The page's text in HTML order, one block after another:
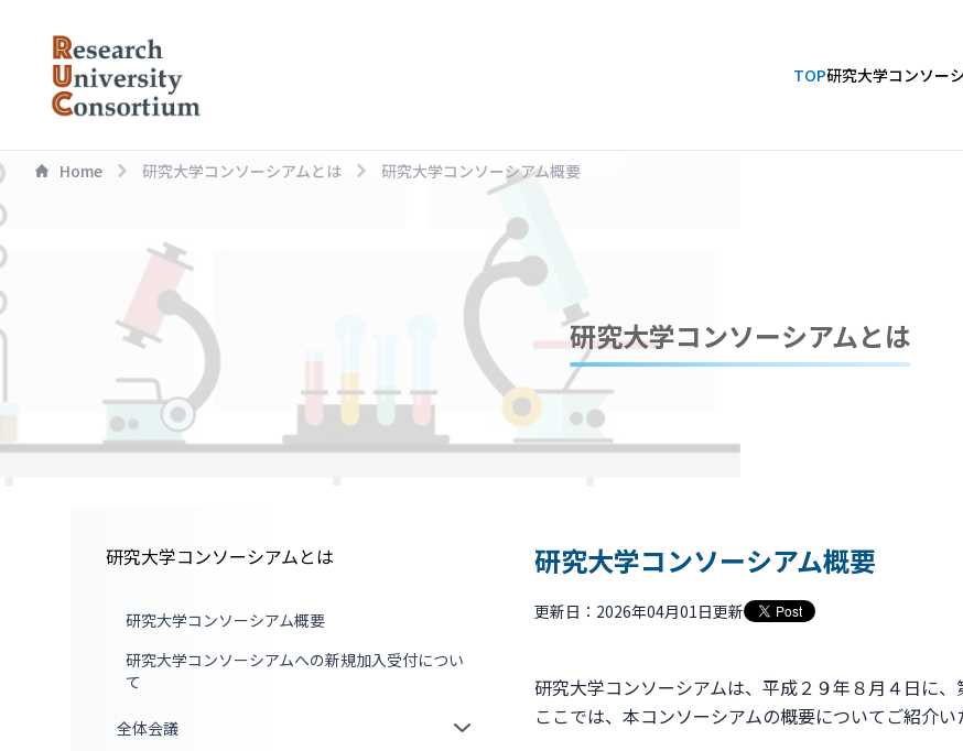
TOP研究大学コンソー
Home 研究大学コンソーシアムとは 研究大学コンソーシアム概要
研究大学コンソーシアムとは
研究大学コンソーシアムとは
研究大学コンソーシアム概要
研究大学コンソーシアムへの新規加入受付につい
て
全体会議
研究大学コンソーシアム概要
更新日：2026年04月01日更新
研究大学コンソーシアムは、平成２９年８月４日に、
ここでは、本コンソーシアムの概要についてご紹介い